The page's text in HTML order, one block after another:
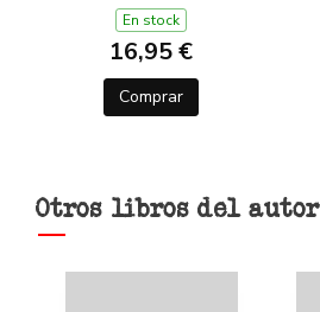
DE L'OLIMP 2)
En stock
16,95 €
Comprar
Otros libros del autor